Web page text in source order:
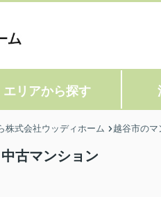
エリアから探す
株式会社ウッディホーム 越谷市のマ
古マンション